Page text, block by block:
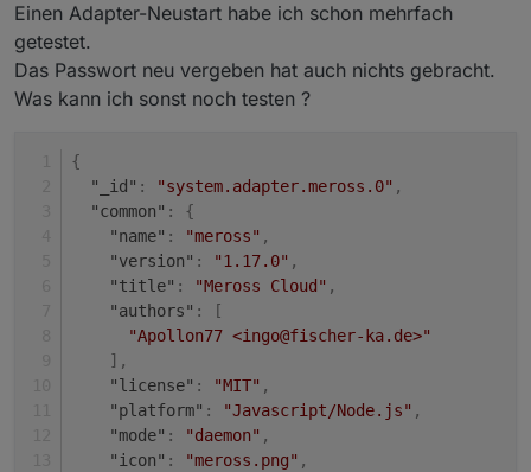
Einen Adapter-Neustart habe ich schon mehrfach
getestet.
Das Passwort neu vergeben hat auch nichts gebracht.
Was kann ich sonst noch testen ?
{
"_id" : "system.adapter.meross.0" ,
"common" :
{
"name" : "meross" ,
"version" : "1.17.0" ,
"title" : "Meross Cloud" ,
"authors" :
[
"Apollon77 <ingo@fischer-ka.de>"
] ,
"license" : "MIT" ,
"platform" : "Javascript/Node.js" ,
"mode" : "daemon" ,
"icon" : "meross.png" ,